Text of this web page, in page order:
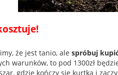
że jest tanio, ale spróbuj
warunków, to pod 1300zł
gdzie kończy się kurtka i